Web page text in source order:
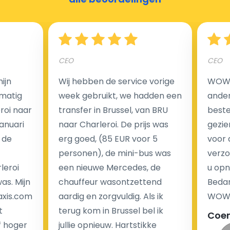
Hoeveel kost een luchthaven taxi transfer?
Een van de meest aantrekkelijke voordelen van
luchthaventaxi's is een vast tarief voor uw rit. In
tegenstelling tot traditionele taxi's met taxameter
brengen wij u geen extra kosten in rekening voor de
We hebben geen ophaaltarief of extra kosten voor
wachttijd als uw vlucht vertraging heeft.
Kijk op onze website voor meer informatie over uw
transferkosten. Ons boekingsformulier bevat alle
naar
Mijn
hoger
CEO
Wij hebben de service vorige
week gebruikt, we hadden een
transfer in Brussel, van BRU
naar Charleroi. De prijs was
erg goed, (85 EUR voor 5
personen), de mini-bus was
een nieuwe Mercedes, de
chauffeur wasontzettend
aardig en zorgvuldig. Als ik
terug kom in Brussel bel ik
jullie opnieuw. Hartstikke
CEO
voor
u